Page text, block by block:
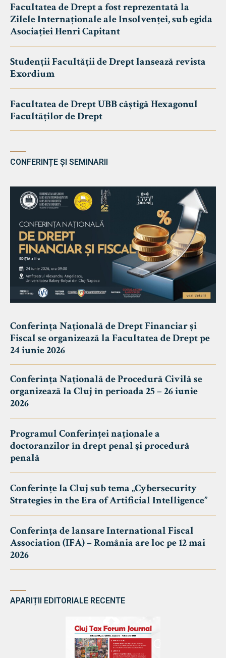
Facultatea de Drept a fost reprezentată la
Zilele Internaționale ale Insolvenței, sub egida
Asociației Henri Capitant
Studenții Facultății de Drept lansează revista
Exordium
Facultatea de Drept UBB câștigă Hexagonul
Facultăților de Drept
CONFERINȚE ȘI SEMINARII
Conferința Națională de Drept Financiar și
Fiscal se organizează la Facultatea de Drept pe
24 iunie 2026
Conferința Națională de Procedură Civilă se
organizează la Cluj în perioada 25 – 26 iunie
2026
Programul Conferinței naționale a
doctoranzilor în drept penal și procedură
penală
Conferințe la Cluj sub tema „Cybersecurity
Strategies in the Era of Artificial Intelligence”
Conferința de lansare International Fiscal
Association (IFA) – România are loc pe 12 mai
2026
APARIȚII EDITORIALE RECENTE